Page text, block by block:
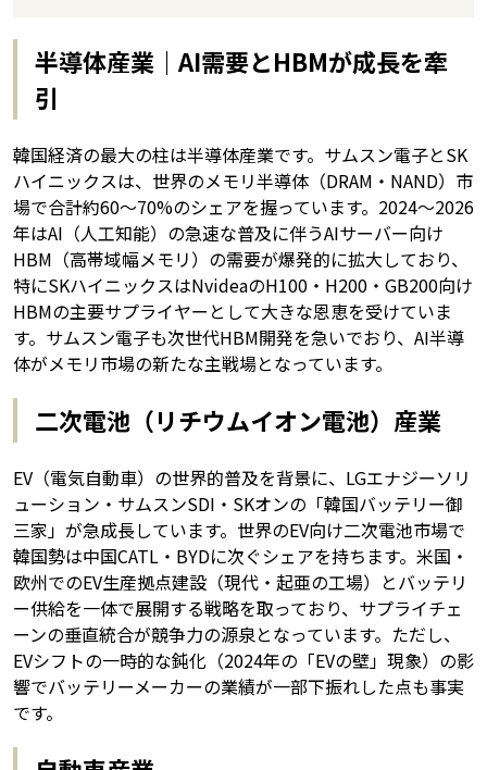
半導体産業｜AI需要とHBMが成長を牽
引
韓国経済の最大の柱は半導体産業です。サムスン電子とSK
ハイニックスは、世界のメモリ半導体（DRAM・NAND）市
場で合計約60〜70%のシェアを握っています。2024〜2026
年はAI（人工知能）の急速な普及に伴うAIサーバー向け
HBM（高帯域幅メモリ）の需要が爆発的に拡大しており、
特にSKハイニックスはNvideaのH100・H200・GB200向け
HBMの主要サプライヤーとして大きな恩恵を受けていま
す。サムスン電子も次世代HBM開発を急いでおり、AI半導
体がメモリ市場の新たな主戦場となっています。
二次電池（リチウムイオン電池）産業
EV（電気自動車）の世界的普及を背景に、LGエナジーソリ
ューション・サムスンSDI・SKオンの「韓国バッテリー御
三家」が急成長しています。世界のEV向け二次電池市場で
韓国勢は中国CATL・BYDに次ぐシェアを持ちます。米国・
欧州でのEV生産拠点建設（現代・起亜の工場）とバッテリ
ー供給を一体で展開する戦略を取っており、サプライチェ
ーンの垂直統合が競争力の源泉となっています。ただし、
EVシフトの一時的な鈍化（2024年の「EVの壁」現象）の影
響でバッテリーメーカーの業績が一部下振れした点も事実
です。